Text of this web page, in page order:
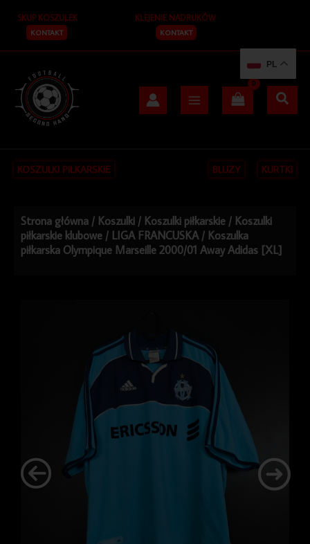
treści
SKUP KOSZULEK
KONTAKT
KLEJENIE NADRUKÓW
KONTAKT
KOSZULKI PIŁKARSKIE BLUZY KURTKI
Strona główna / Koszulki / Koszulki piłkarskie / Koszulki
piłkarskie klubowe / LIGA FRANCUSKA / Koszulka
piłkarska Olympique Marseille 2000/01 Away Adidas [XL]
PL